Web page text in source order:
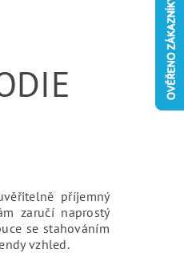
příjemný
zaručí naprostý
se stahováním
vzhled.